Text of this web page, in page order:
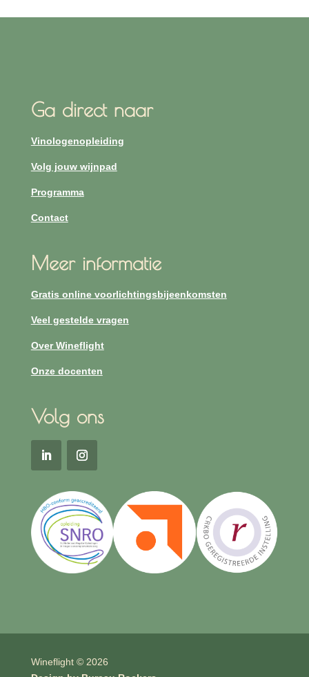
Ga direct naar
Vinologenopleiding
Volg jouw wijnpad
Programma
Contact
Meer informatie
Gratis online voorlichtingsbijeenkomsten
Veel gestelde vragen
Over Wineflight
Onze docenten
Volg ons
Wineflight © 2026